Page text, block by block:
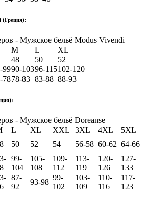
(Греция):
M L
XL
48 50
52
9990-10396-115102-120
7878-83 83-88 88-93
L XL XXL 3XL 4XL
5XL
50 52 54 56-58 60-62 64-66
99-
104
105-
108
109-
112
113-
119
120-
126
127-
133
87-
92
93-98
99-
102
103-
109
110-
116
117-
123